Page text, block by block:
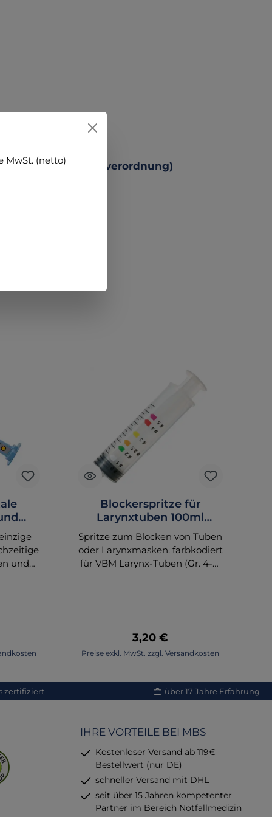
in
und
die
Cuff,
Cuffill
mit
Blockerspritze für
Larynxtuben 100ml
Farbcodiert
Spritze zum Blocken von Tuben
oder Larynxmasken. farbkodiert
für VBM Larynx-Tuben (Gr. 4-5)
Regulärer Preis:
3,20 €
Preise exkl. MwSt. zzgl. Versandkosten
In den Warenkorb
zertifiziert über 17 Jahre Erfahrung
IHRE VORTEILE BEI MBS
Kostenloser Versand ab 119€
Bestellwert (nur DE)
schneller Versand mit DHL
seit über 15 Jahren kompetenter
Partner im Bereich Notfallmedizin
MwSt. (netto)